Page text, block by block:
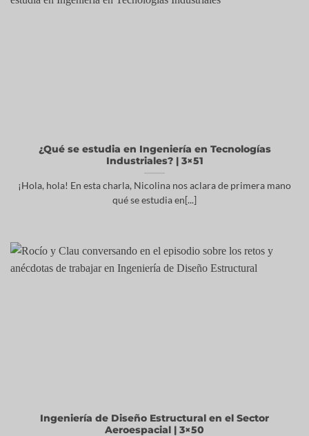
¿Qué se estudia en Ingeniería en Tecnologías
Industriales? | 3×51
¡Hola, hola! En esta charla, Nicolina nos aclara de primera mano
qué se estudia en[...]
Ingeniería de Diseño Estructural en el Sector
Aeroespacial | 3×50